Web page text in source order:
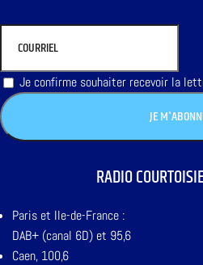
Je confirme souhaiter recevoir la
RADIO
Paris et Ile-de-France :
DAB+ (canal 6D) et 95,6
Caen, 100,6